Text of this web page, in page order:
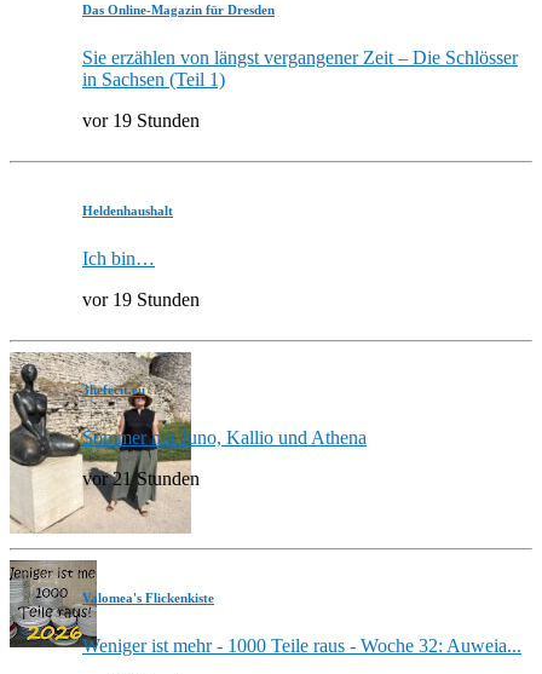
Das Online-Magazin für Dresden
Sie erzählen von längst vergangener Zeit – Die Schlösser
in Sachsen (Teil 1)
vor 19 Stunden
Heldenhaushalt
Ich bin…
vor 19 Stunden
3hefecit.eu
Sommer mit Juno, Kallio und Athena
vor 21 Stunden
Valomea's Flickenkiste
Weniger ist mehr - 1000 Teile raus - Woche 32: Auweia...